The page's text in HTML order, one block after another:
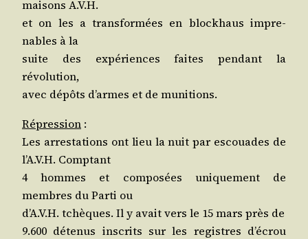
mai­sons A.V.H.
et on les a trans­for­mées en block­haus impre­
nables à la
suite des expé­riences faites pen­dant la
révolution,
avec dépôts d’armes et de munitions.
Répres­sion :
Les arres­ta­tions ont lieu la nuit par escouades de
l’A.V.H. Comptant
4 hommes et com­po­sées uni­que­ment de
membres du Par­ti ou
d’A.V.H. tchèques. Il y avait vers le 15 mars près de
9.600 déte­nus ins­crits sur les registres d’é­crou